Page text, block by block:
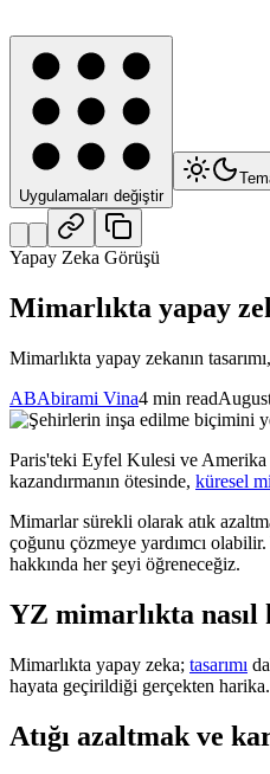
Uygulamaları değiştir
Yapay Zeka Görüşü
Mimarlıkta yapay
Mimarlıkta yapay zekanın
ABAbirami Vina4 min read
Paris'teki Eyfel Kulesi ve Amerika
kazandırmanın ötesinde, küresel
Mimarlar sürekli olarak atık
çoğunu çözmeye yardımcı
hakkında her şeyi öğreneceğiz.
YZ mimarlıkta nasıl
Mimarlıkta yapay zeka; tasarımı
hayata geçirildiği gerçekten
Atığı azaltmak ve